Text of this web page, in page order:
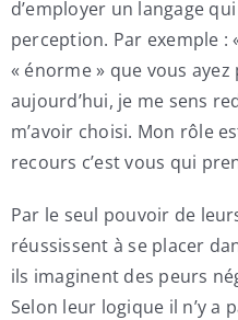
d’employer un langage
perception. Par exemple :
« énorme » que vous
aujourd’hui, je me sens
m’avoir choisi. Mon rôle
recours c’est vous qui
Par le seul pouvoir de
réussissent à se placer
ils imaginent des peurs
Selon leur logique il n’y a